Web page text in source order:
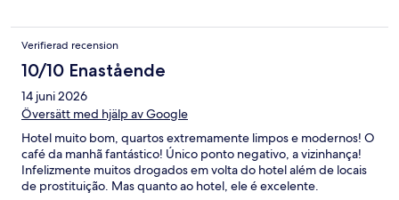
Verifierad recension
10/10 Enastående
14 juni 2026
Översätt med hjälp av Google
Hotel muito bom, quartos extremamente limpos e modernos! O
café da manhã fantástico! Único ponto negativo, a vizinhança!
Infelizmente muitos drogados em volta do hotel além de locais
de prostituição. Mas quanto ao hotel, ele é excelente.